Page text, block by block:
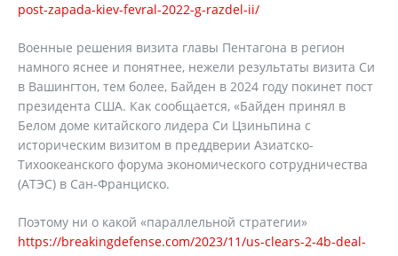
post-zapada-kiev-fevral-2022-g-razdel-ii/
Военные решения визита главы Пентагона в регион
намного яснее и понятнее, нежели результаты визита Си
в Вашингтон, тем более, Байден в 2024 году покинет пост
президента США. Как сообщается, «Байден принял в
Белом доме китайского лидера Си Цзиньпина с
историческим визитом в преддверии Азиатско-
Тихоокеанского форума экономического сотрудничества
(АТЭС) в Сан-Франциско.
Поэтому ни о какой «параллельной стратегии»
https://breakingdefense.com/2023/11/us-clears-2-4b-deal-